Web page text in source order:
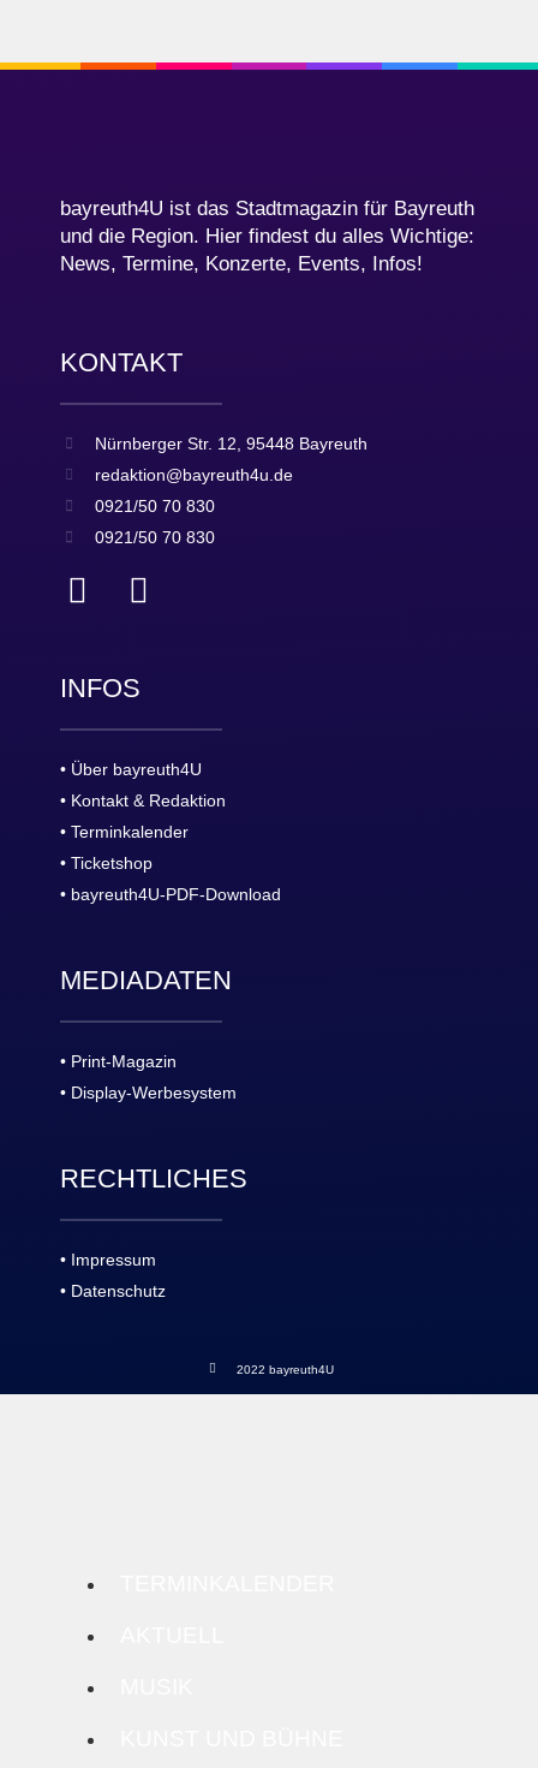
bayreuth4U ist das Stadtmagazin für Bayreuth
und die Region. Hier findest du alles Wichtige:
News, Termine, Konzerte, Events, Infos!
KONTAKT
Nürnberger Str. 12, 95448 Bayreuth
redaktion@bayreuth4u.de
0921/50 70 830
0921/50 70 830
INFOS
• Über bayreuth4U
• Kontakt & Redaktion
• Terminkalender
• Ticketshop
• bayreuth4U-PDF-Download
MEDIADATEN
• Print-Magazin
• Display-Werbesystem
RECHTLICHES
• Impressum
• Datenschutz
2022 bayreuth4U